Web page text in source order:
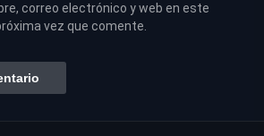
correo electrónico y web en este
vez que comente.